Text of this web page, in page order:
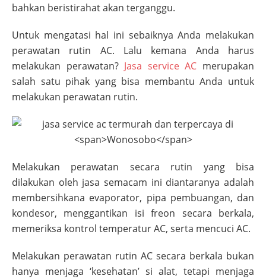
bahkan beristirahat akan terganggu.
Untuk mengatasi hal ini sebaiknya Anda melakukan
perawatan rutin AC. Lalu kemana Anda harus
melakukan perawatan? Jasa service AC merupakan
salah satu pihak yang bisa membantu Anda untuk
melakukan perawatan rutin.
Melakukan perawatan secara rutin yang bisa
dilakukan oleh jasa semacam ini diantaranya adalah
membersihkana evaporator, pipa pembuangan, dan
kondesor, menggantikan isi freon secara berkala,
memeriksa kontrol temperatur AC, serta mencuci AC.
Melakukan perawatan rutin AC secara berkala bukan
hanya menjaga ‘kesehatan’ si alat, tetapi menjaga